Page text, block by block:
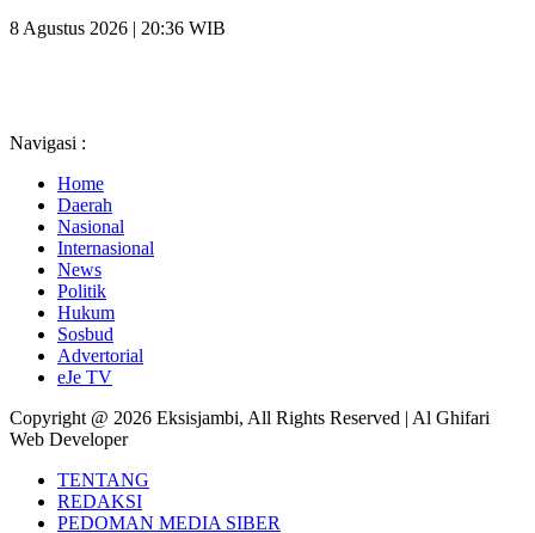
8 Agustus 2026 | 20:36 WIB
Navigasi :
Home
Daerah
Nasional
Internasional
News
Hukum
Sosbud
eJe TV
Copyright @ 2026 Eksisjambi, All Rights Reserved | Al Ghifari